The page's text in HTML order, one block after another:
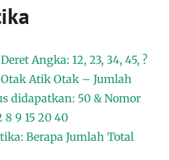
Angka: 12, 23, 34, 45, ?
Atik Otak – Jumlah
didapatkan: 50 & Nomor
9 15 20 40
Berapa Jumlah Total